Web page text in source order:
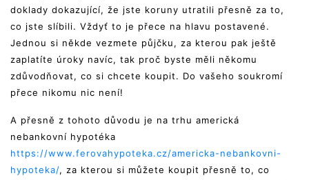
doklady dokazující, že jste koruny utratili přesně za to,
co jste slíbili. Vždyť to je přece na hlavu postavené.
Jednou si někde vezmete půjčku, za kterou pak ještě
zaplatíte úroky navíc, tak proč byste měli někomu
zdůvodňovat, co si chcete koupit. Do vašeho soukromí
přece nikomu nic není!
A přesně z tohoto důvodu je na trhu americká
nebankovní hypotéka
https://www.ferovahypoteka.cz/americka-nebankovni-
hypoteka/, za kterou si můžete koupit přesně to, co